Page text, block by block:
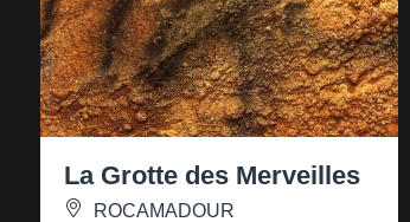
La Grotte des Merveilles
ROCAMADOUR